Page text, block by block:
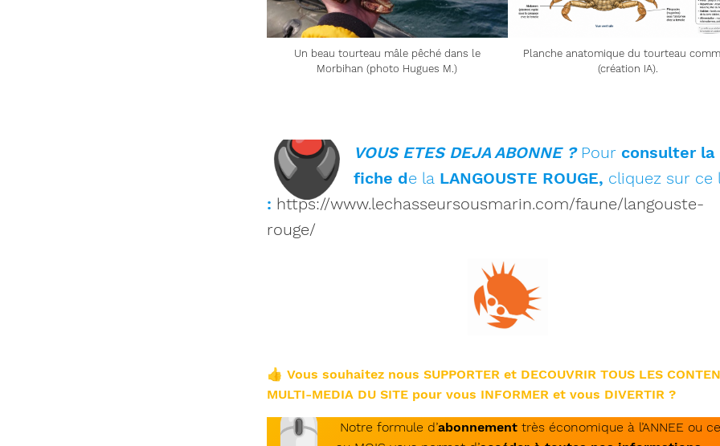
Un beau tourteau mâle pêché dans le
Morbihan (photo Hugues M.)
Planche anatomique du tourteau
(création IA).
🖲 VOUS ETES DEJA ABONNE ? Pour consulter la
fiche de la LANGOUSTE ROUGE, cliquez sur ce
: https://www.lechasseursousmarin.com/faune/langouste-
rouge/
👍 Vous souhaitez nous SUPPORTER et DECOUVRIR TOUS LES
MULTI-MEDIA DU SITE pour vous INFORMER et vous DIVERTIR ?
Notre formule d’abonnement très économique à l’ANNEE ou